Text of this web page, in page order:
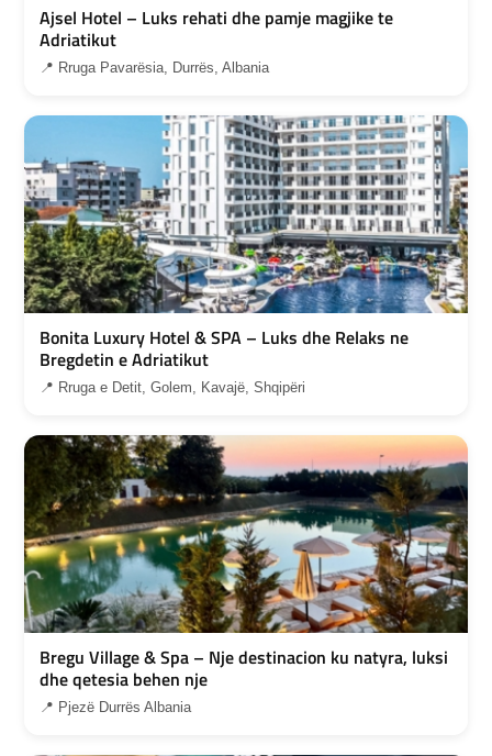
Ajsel Hotel – Luks rehati dhe pamje magjike te
Adriatikut
📍 Rruga Pavarësia, Durrës, Albania
Bonita Luxury Hotel & SPA – Luks dhe Relaks ne
Bregdetin e Adriatikut
📍 Rruga e Detit, Golem, Kavajë, Shqipëri
Bregu Village & Spa – Nje destinacion ku natyra, luksi
dhe qetesia behen nje
📍 Pjezë Durrës Albania